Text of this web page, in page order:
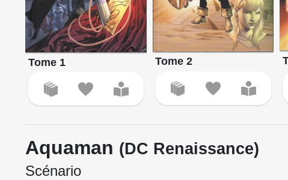
Tome 1 Tome 2
Aquaman (DC Renaissance)
Scénario